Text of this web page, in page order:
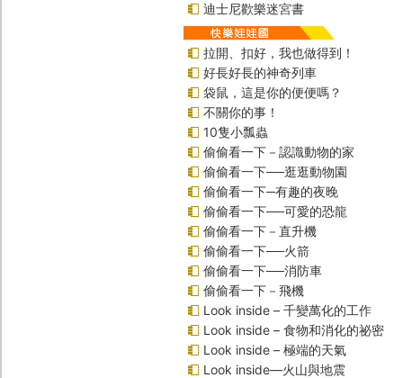
迪士尼歡樂迷宮書
拉開、扣好，我也做得到！
好長好長的神奇列車
袋鼠，這是你的便便嗎？
不關你的事！
10隻小瓢蟲
偷偷看一下－認識動物的家
偷偷看一下──逛逛動物園
偷偷看一下─有趣的夜晚
偷偷看一下──可愛的恐龍
偷偷看一下－直升機
偷偷看一下──火箭
偷偷看一下──消防車
偷偷看一下－飛機
Look inside – 千變萬化的工作
Look inside – 食物和消化的祕密
Look inside – 極端的天氣
Look inside—火山與地震